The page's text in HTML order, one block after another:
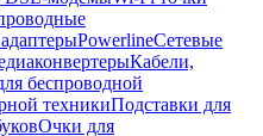
PowerlineСетевые
Кабели,
беспроводной
техникиПодставки для
Очки для